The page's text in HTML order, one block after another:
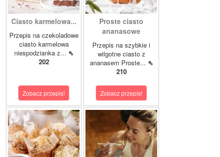
Ciasto karmelowa...
Przepis na czekoladowe
ciasto karmelowa
niespodzianka z... ⇖
202
Zobacz przepis!
Proste ciasto
ananasowe
Przepis na szybkie i
wilgotne ciasto z
ananasem Proste... ⇖
210
Zobacz przepis!